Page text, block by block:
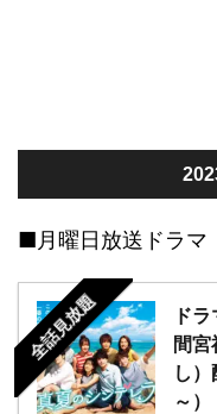
■月曜日放送ドラマ
全話見放題
ド
間
し
～）